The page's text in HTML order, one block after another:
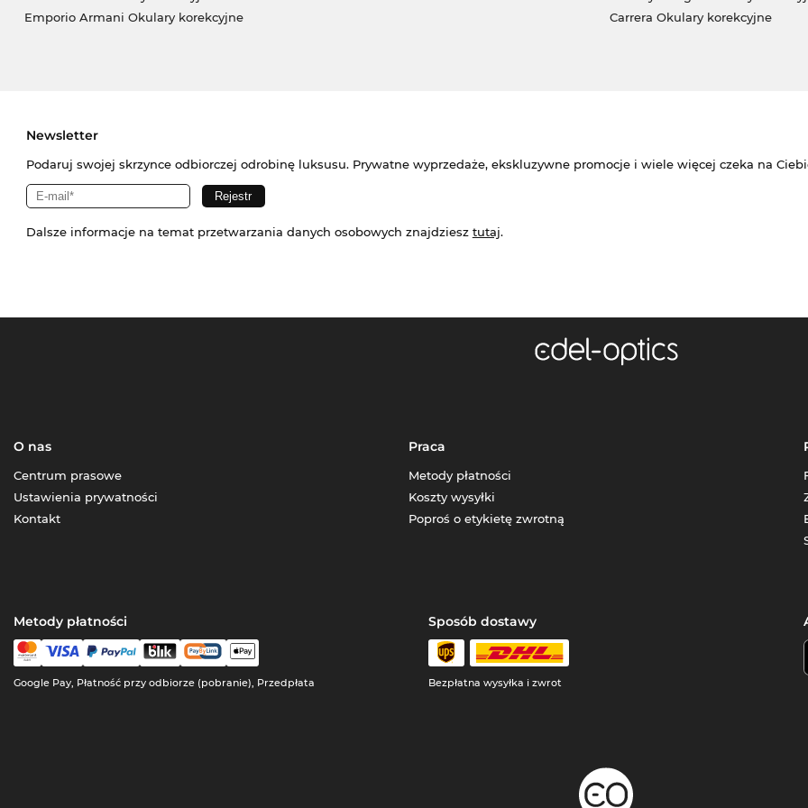
Emporio Armani Okulary korekcyjne
Carrera Okulary korekcyjne
Newsletter
Podaruj swojej skrzynce odbiorczej odrobinę luksusu. Prywatne wyprzedaże, ekskluzywne promocje i wiele więcej czeka na
Dalsze informacje na temat przetwarzania danych osobowych znajdziesz tutaj.
O nas
Centrum prasowe
Ustawienia prywatności
Kontakt
Praca
Metody płatności
Koszty wysyłki
Poproś o etykietę zwrotną
Metody płatności
Google Pay, Płatność przy odbiorze (pobranie), Przedpłata
Sposób dostawy
Bezpłatna wysyłka i zwrot